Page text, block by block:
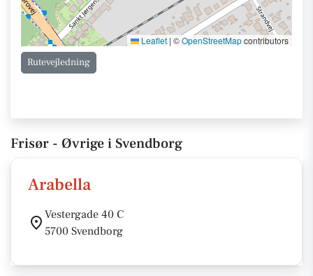
Leaflet | ©OpenStreetMapcontributors
Rutevejledning
Frisør - Øvrige i Svendborg
Arabella
Vestergade 40 C
5700 Svendborg